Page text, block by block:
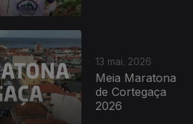
13 mai. 2026
Meia Maratona
de Cortegaça
2026